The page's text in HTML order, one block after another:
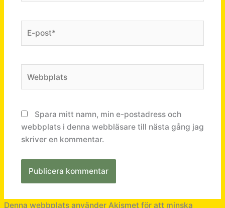
post*
Spara mitt namn, min e-postadress och
webbplats i denna webbläsare till nästa gång jag
skriver en kommentar.
Denna webbplats använder Akismet för att minska